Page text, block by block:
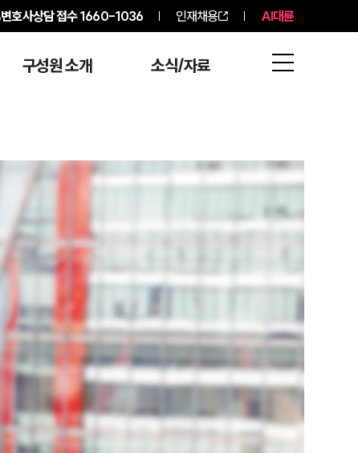
변호사상담 접수1660-1036 인재채용 AI대륜
구성원 소개 소식/자료